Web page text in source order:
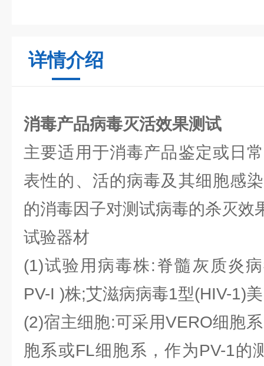
详情介绍
消毒产品病毒灭活效果测试
主要适用于消毒产品鉴定或日
表性的、活的病毒及其细胞感
的消毒因子对测试病毒的杀灭效
试验器材
(1)试验用病毒株:脊髓灰质炎
PV-I )株;艾滋病病毒1型(HIV-1)
(2)宿主细胞:可采用VERO细胞
胞系或FL细胞系，作为PV-1的